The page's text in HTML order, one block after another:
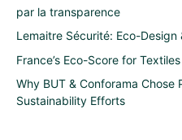
par la transparence
Lemaitre Sécurité: Eco-
France’s Eco-Score for
Why BUT & Conforama
Sustainability Efforts